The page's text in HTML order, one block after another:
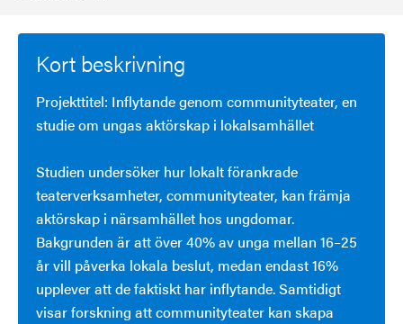
Kort beskrivning
Projekttitel: Inflytande genom communityteater, en
studie om ungas aktörskap i lokalsamhället
Studien undersöker hur lokalt förankrade
teaterverksamheter, communityteater, kan främja
aktörskap i närsamhället hos ungdomar.
Bakgrunden är att över 40% av unga mellan 16–25
år vill påverka lokala beslut, medan endast 16%
upplever att de faktiskt har inflytande. Samtidigt
visar forskning att communityteater kan skapa